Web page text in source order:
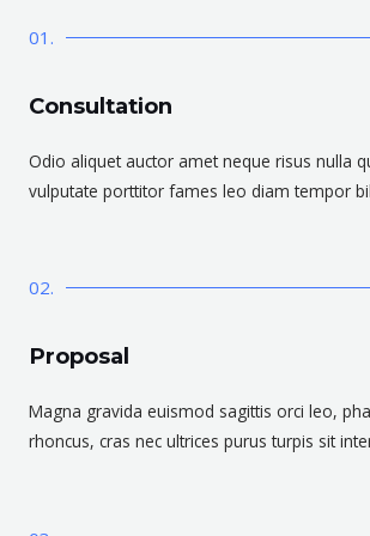
01.
Consultation
Odio aliquet auctor amet neque risus nulla
vulputate porttitor fames leo diam tempor
02.
Proposal
Magna gravida euismod sagittis orci leo,
rhoncus, cras nec ultrices purus turpis sit